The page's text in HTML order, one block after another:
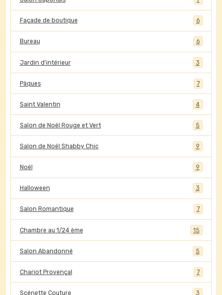
Façade de boutique 6
Bureau 6
Jardin d'intérieur 3
Pâques 7
Saint Valentin 4
Salon de Noël Rouge et Vert 5
Salon de Noël Shabby Chic 9
Noël 9
Halloween 3
Salon Romantique 7
Chambre au 1/24 ème 15
Salon Abandonné 5
Chariot Provençal 7
Scénette Couture 3